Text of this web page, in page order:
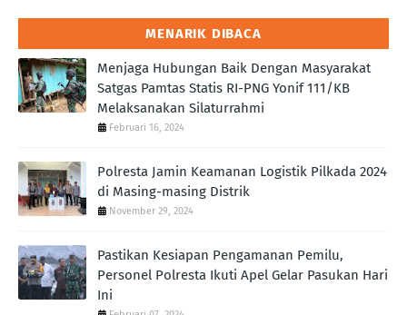
MENARIK DIBACA
Menjaga Hubungan Baik Dengan Masyarakat
Satgas Pamtas Statis RI-PNG Yonif 111/KB
Melaksanakan Silaturrahmi
Februari 16, 2024
Polresta Jamin Keamanan Logistik Pilkada 2024
di Masing-masing Distrik
November 29, 2024
Pastikan Kesiapan Pengamanan Pemilu,
Personel Polresta Ikuti Apel Gelar Pasukan Hari
Ini